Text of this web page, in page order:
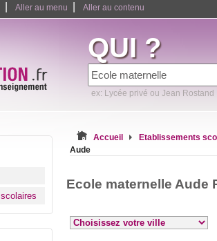
Aller au menu Aller au contenu
QUI ?
ex: Lycée privé ou Jean Rostand
Accueil
Etablissements
Aude
Ecole maternelle Aude